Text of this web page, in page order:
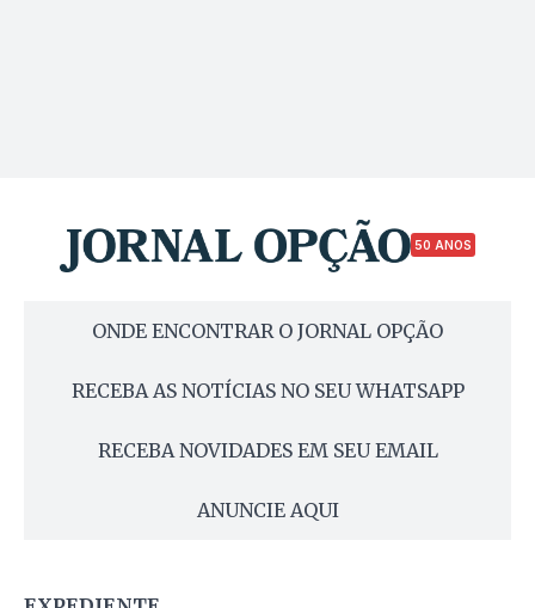
50 ANOS
ONDE ENCONTRAR O JORNAL OPÇÃO
RECEBA AS NOTÍCIAS NO SEU WHATSAPP
RECEBA NOVIDADES EM SEU EMAIL
ANUNCIE AQUI